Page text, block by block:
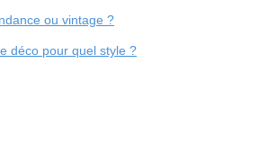
ou vintage ?
déco pour quel style ?